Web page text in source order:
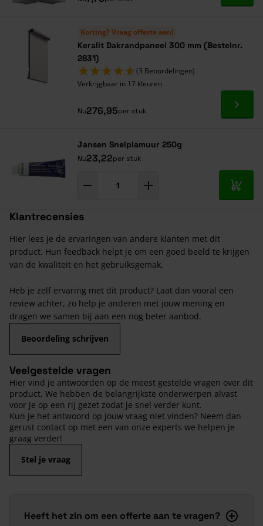
Korting? Vraag offerte aan!
Keralit Dakrandpaneel 300 mm (Bestelnr.
2831)
(3 Beoordelingen)
Verkrijgbaar in 17 kleuren
Nu276,95per stuk Ga
Jansen Snelplamuur 250g
Nu23,22per stuk
In
Klantrecensies
Hier lees je de ervaringen van andere klanten met dit
product. Hun feedback helpt je om een goed beeld te krijgen
van de kwaliteit en het gebruiksgemak.
Heb je zelf ervaring met dit product? Laat dan vooral een
review achter, zo help je anderen met jouw mening en
dragen we samen bij aan een nog beter aanbod.
Beoordeling schrijven
Veelgestelde vragen
Hier vind je antwoorden op de meest gestelde vragen over dit
product. We hebben de belangrijkste onderwerpen alvast
voor je op een rij gezet zodat je snel verder kunt.
Kun je het antwoord op jouw vraag niet vinden? Neem dan
gerust contact op met een van onze experts we helpen je
graag verder!
Stel je vraag
Heeft het zin om een offerte aan te vragen?